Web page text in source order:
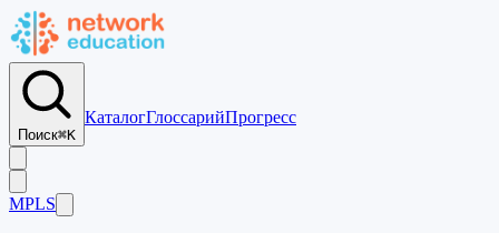
Поиск⌘K
КаталогГлоссарийПрогресс
MPLS